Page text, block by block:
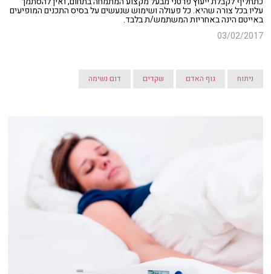
עליו בכל צורה שהיא. כל פעולה ושימוש שנעשים על בסיס התכנים המופיעים
באייטם הינה באחריות המשתמש/ת בלבד.
03/02/2017
ניתוח גוף האדם שקדים דום נשימה